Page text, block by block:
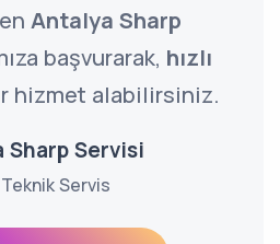
Antalya Sharp
başvurarak, hızlı
hizmet alabilirsiniz.
Sharp Servisi
Servis